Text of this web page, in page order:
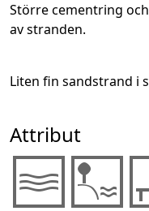
Större cementring
av stranden.
Liten fin sandstrand i
Attribut